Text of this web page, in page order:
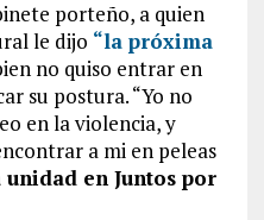
porteño, a quien
le dijo “la próxima
no quiso entrar en
su postura. “Yo no
en la violencia, y
a mi en peleas
unidad en Juntos por